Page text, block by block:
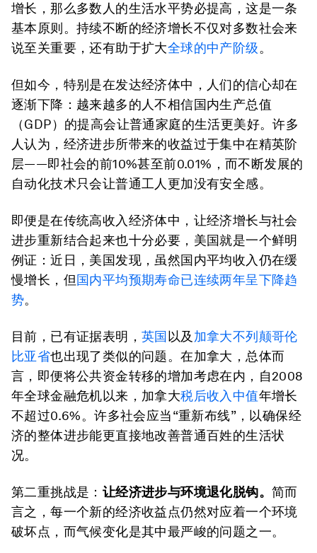
增长，那么多数人的生活水平势必提高，这是一条
基本原则。持续不断的经济增长不仅对多数社会来
说至关重要，还有助于扩大全球的中产阶级。
但如今，特别是在发达经济体中，人们的信心却在
逐渐下降：越来越多的人不相信国内生产总值
（GDP）的提高会让普通家庭的生活更美好。许多
人认为，经济进步所带来的收益过于集中在精英阶
层——即社会的前10%甚至前0.01%，而不断发展的
自动化技术只会让普通工人更加没有安全感。
即便是在传统高收入经济体中，让经济增长与社会
进步重新结合起来也十分必要，美国就是一个鲜明
例证：近日，美国发现，虽然国内平均收入仍在缓
慢增长，但国内平均预期寿命已连续两年呈下降趋
势。
目前，已有证据表明， 英国 以及 加拿大不列颠哥伦
比亚省也出现了类似的问题。在加拿大，总体而
言，即便将公共资金转移的增加考虑在内，自2008
年全球金融危机以来，加拿大税后收入中值年增长
不超过0.6%。许多社会应当“重新布线”，以确保经
济的整体进步能更直接地改善普通百姓的生活状
况。
第二重挑战是： 让经济进步与环境退化脱钩。简而
言之，每一个新的经济收益点仍然对应着一个环境
破坏点，而气候变化是其中最严峻的问题之一。